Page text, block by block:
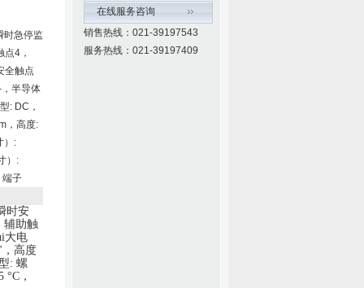
时急停监
4，
全触点
半导体
: DC，
，高度:
）:
）:
端子
时安
辅助触
大电
， 高度
: 螺
°C ，
在线服务咨询
销售热线：021-39197543
服务热线：021-39197409